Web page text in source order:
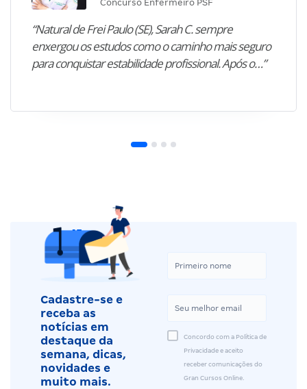
Concurso Enfermeiro PSF
“Natural de Frei Paulo (SE), Sarah C. sempre
enxergou os estudos como o caminho mais seguro
para conquistar estabilidade profissional. Após o…”
Cadastre-se e
receba as
notícias em
destaque da
semana, dicas,
novidades e
muito mais.
Concordo com a Política de
Privacidade e aceito
receber comunicações do
Gran Cursos Online.